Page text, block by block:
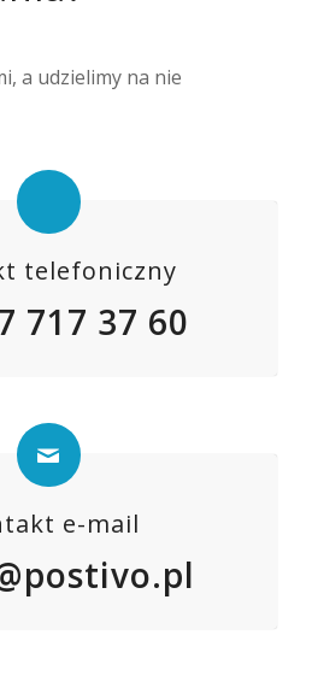
a udzielimy na nie
telefoniczny
717 37 60
e-mail